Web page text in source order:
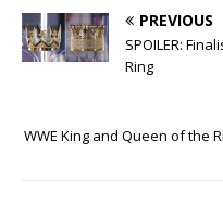
PREVIOUS
SPOILER:
Ring
WWE King and Queen of the